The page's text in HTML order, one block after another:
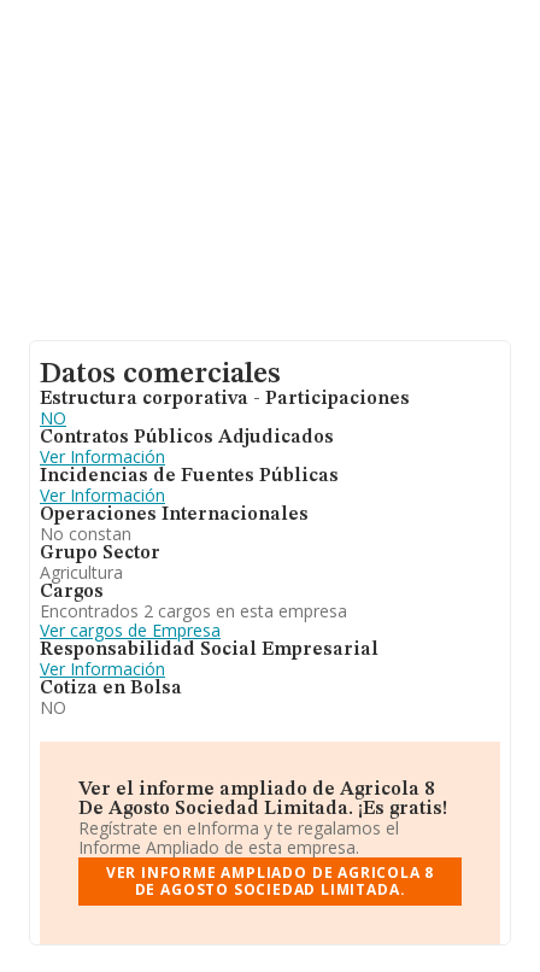
Datos comerciales
Estructura corporativa - Participaciones
NO
Contratos Públicos Adjudicados
Ver Información
Incidencias de Fuentes Públicas
Ver Información
Operaciones Internacionales
No constan
Grupo Sector
Agricultura
Cargos
Encontrados 2 cargos en esta empresa
Ver cargos de Empresa
Responsabilidad Social Empresarial
Ver Información
Cotiza en Bolsa
NO
Ver el informe ampliado de Agricola 8
De Agosto Sociedad Limitada. ¡Es gratis!
Regístrate en eInforma y te regalamos el
Informe Ampliado de esta empresa.
VER INFORME AMPLIADO DE AGRICOLA 8
DE AGOSTO SOCIEDAD LIMITADA.